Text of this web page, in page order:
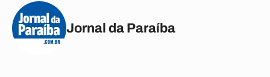
Jornal da Paraíba